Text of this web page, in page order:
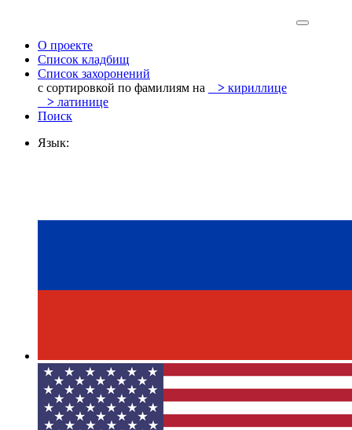
О проекте
Список кладбищ
Список захоронений
с сортировкой по фамилиям на
> кириллице
> латинице
Поиск
Язык: